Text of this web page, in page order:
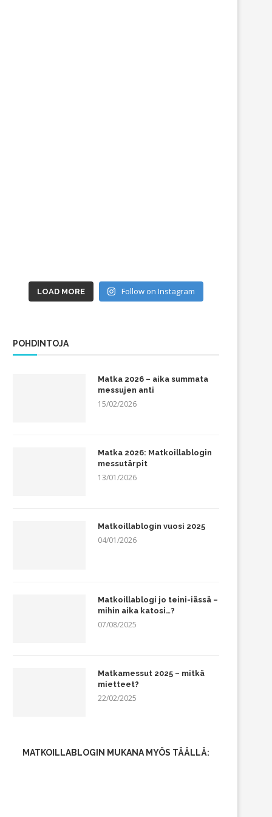
LOAD MORE Follow on Instagram
POHDINTOJA
Matka 2026 – aika summata
messujen anti
15/02/2026
Matka 2026: Matkoillablogin
messutärpit
13/01/2026
Matkoillablogin vuosi 2025
04/01/2026
Matkoillablogi jo teini-iässä –
mihin aika katosi…?
07/08/2025
Matkamessut 2025 – mitkä
mietteet?
22/02/2025
MATKOILLABLOGIN MUKANA MYÖS TÄÄLLÄ: